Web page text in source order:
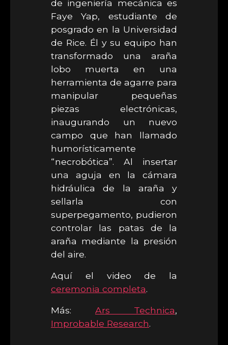
de ingeniería mecánica es
Faye Yap, estudiante de
posgrado en la Universidad
de Rice. Él y su equipo han
transformado una araña
lobo muerta en una
herramienta de agarre para
manipular pequeñas
piezas electrónicas,
inaugurando un nuevo
campo que han llamado
humorísticamente
“necrobótica”. Al insertar
una aguja en la cámara
hidráulica de la araña y
sellarla con
superpegamento, pudieron
controlar las patas de la
araña mediante la presión
del aire.
Aquí el video de la
ceremonia completa.
Más: Ars Technica,
Improbable Research.